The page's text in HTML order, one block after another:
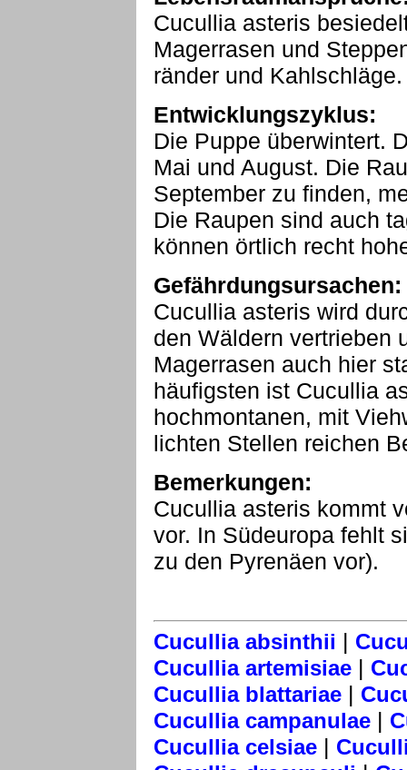
Cucullia asteris
Magerrasen und
ränder und Kahlschläge.
Entwicklungszyklus:
Die Puppe überwintert.
Mai und August. Die
September zu finden,
Die Raupen sind auch
können örtlich recht
Gefährdungsursachen:
Cucullia asteris wird
den Wäldern vertrieben
Magerrasen auch hier
häufigsten ist Cucullia
hochmontanen, mit
lichten Stellen reichen
Bemerkungen:
Cucullia asteris kommt
vor. In Südeuropa fehlt
zu den Pyrenäen vor).
Cucullia absinthii |
Cucullia artemisiae |
Cucullia blattariae |
Cucullia campanulae |
Cucullia celsiae |